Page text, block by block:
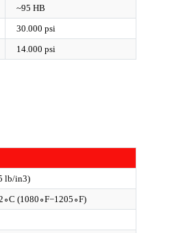
~95 HB
30.000 psi
14.000 psi
lb/in3)
∘C (1080 ∘F−1205 ∘F)